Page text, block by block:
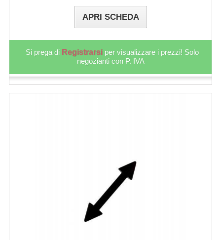
APRI SCHEDA
Si prega di Registrarsi per visualizzare i prezzi! Solo
negozianti con P. IVA